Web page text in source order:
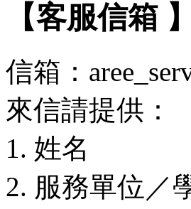
【客服信箱 】
信箱：
來信請提供：
1. 姓名
2. 服務單位／